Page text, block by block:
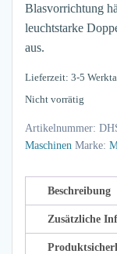
Blasvorrichtung
leuchtstarke
aus.
Lieferzeit: 3-5
Nicht vorrätig
Artikelnummer:
Maschinen Marke:
Beschreibung
Zusätzliche